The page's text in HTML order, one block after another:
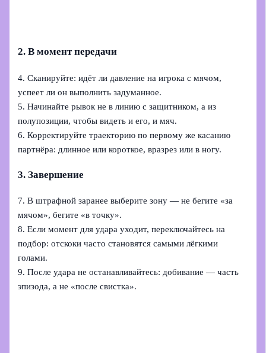
2. В момент передачи
4. Сканируйте: идёт ли давление на игрока с мячом,
успеет ли он выполнить задуманное.
5. Начинайте рывок не в линию с защитником, а из
полупозиции, чтобы видеть и его, и мяч.
6. Корректируйте траекторию по первому же касанию
партнёра: длинное или короткое, вразрез или в ногу.
3. Завершение
7. В штрафной заранее выберите зону — не бегите «за
мячом», бегите «в точку».
8. Если момент для удара уходит, переключайтесь на
подбор: отскоки часто становятся самыми лёгкими
голами.
9. После удара не останавливайтесь: добивание — часть
эпизода, а не «после свистка».